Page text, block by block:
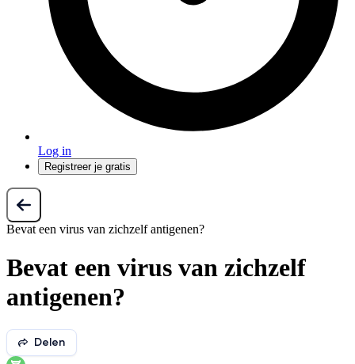
Log in
Registreer je gratis
Bevat een virus van zichzelf antigenen?
Bevat een virus van zichzelf
antigenen?
Delen